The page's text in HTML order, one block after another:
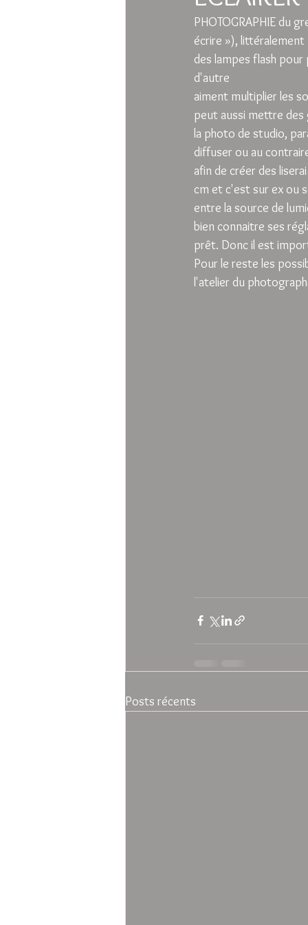
PHOTOGRAPHIE du
écrire »), littéralement
des lampes flash
d'autre
aiment multiplier les
peut aussi mettre des
la photo de studio,
diffuser ou au
afin de créer des
cm et c'est sur ex ou
entre la source de
bien connaitre ses
prêt. Donc il est
Pour le reste les
l'atelier du
Posts récents